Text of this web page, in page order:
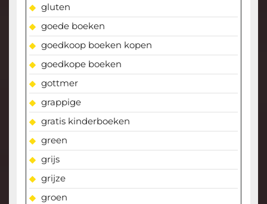
gluten
goede boeken
goedkoop boeken kopen
goedkope boeken
gottmer
grappige
gratis kinderboeken
green
grijs
grijze
groen